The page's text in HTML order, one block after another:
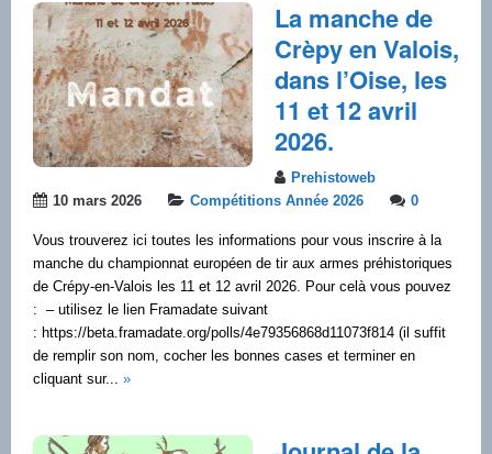
La manche de
Crèpy en Valois,
dans l’Oise, les
11 et 12 avril
2026.
Prehistoweb
10 mars 2026
Compétitions Année 2026 0
Vous trouverez ici toutes les informations pour vous inscrire à la
manche du championnat européen de tir aux armes préhistoriques
de Crépy-en-Valois les 11 et 12 avril 2026. Pour celà vous pouvez
: – utilisez le lien Framadate suivant
: https://beta.framadate.org/polls/4e79356868d11073f814 (il suffit
de remplir son nom, cocher les bonnes cases et terminer en
cliquant sur... »